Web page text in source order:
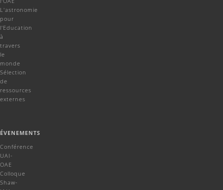
L'astronomie
pour
l'Education
à
travers
le
monde
Sélection
de
ressources
externes
ÉVENEMENTS
Conférence
UAI-
OAE
Colloque
Shaw-